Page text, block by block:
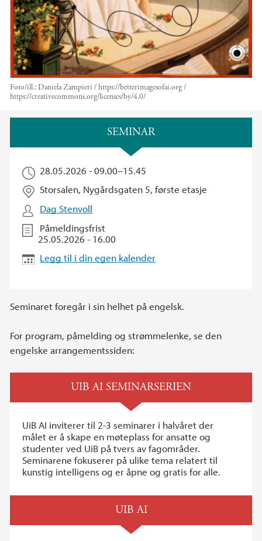
Foto/ill.: Daniela Zampieri / https://betterimagesofai.org /
https://creativecommons.org/licenses/by/4.0/
SEMINAR
28.05.2026 -09.00–15.45
Storsalen, Nygårdsgaten 5, første etasje
Dag Stenvoll
Påmeldingsfrist
25.05.2026 - 16.00
Legg til i din egen kalender
Seminaret foregår i sin helhet på engelsk.
For program, påmelding og strømmelenke, se den
engelske arrangementssiden:
UIB AI SEMINARSERIEN
UiB AI inviterer til 2-3 seminarer i halvåret der
målet er å skape en møteplass for ansatte og
studenter ved UiB på tvers av fagområder.
Seminarene fokuserer på ulike tema relatert til
kunstig intelligens og er åpne og gratis for alle.
UIB AI